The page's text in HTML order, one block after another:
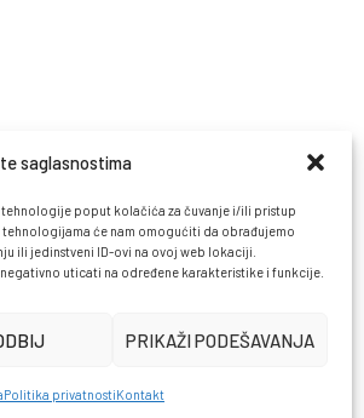
saglasnostima
poput kolačića za čuvanje i/ili pristup
tehnologijama će nam omogućiti da obrađujemo
ili jedinstveni ID-ovi na ovoj web lokaciji.
uticati na određene karakteristike i funkcije.
PRIKAŽI PODEŠAVANJA
Politika privatnostiKontakt